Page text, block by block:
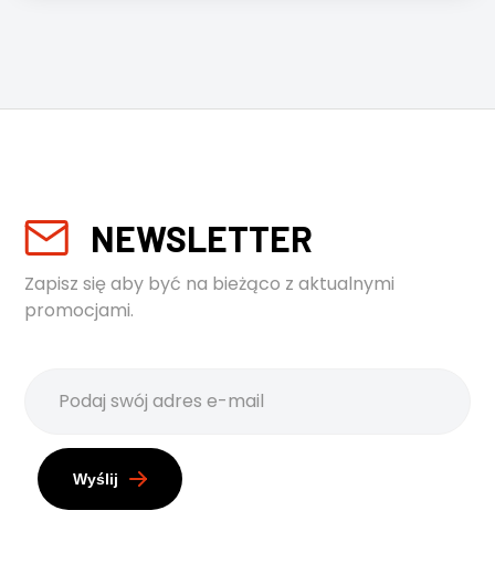
NEWSLETTER
Zapisz się aby być na bieżąco z aktualnymi
promocjami.
Wyślij